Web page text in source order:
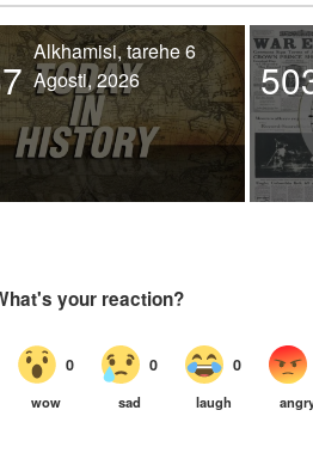
Alkhamisi, tarehe 6
Agosti, 2026